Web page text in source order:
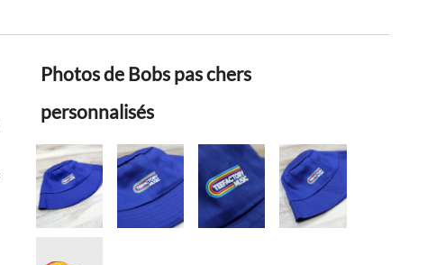
Photos de Bobs pas chers
personnalisés